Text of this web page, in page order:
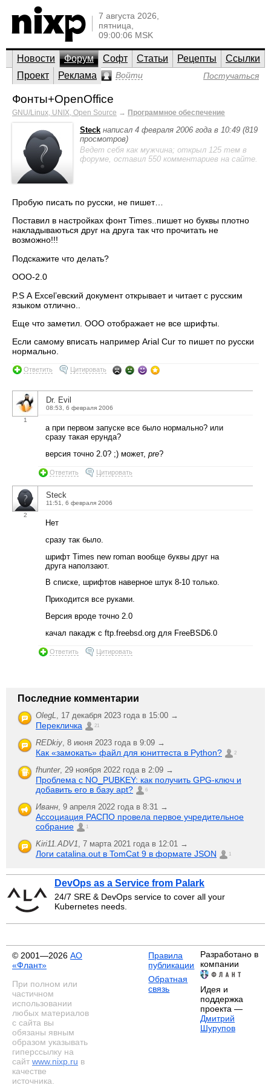
7 августа 2026,
пятница,
09:00:06 MSK
Новости Форум Софт Статьи Рецепты
Ссылки
Проект
Реклама Войти Постучаться
Фонты+OpenOffice
GNU/Linux, UNIX, Open Source → Программное обеспечение
Steck написал 4 февраля 2006 года в 10:49 (819
просмотров)
Ведет себя как мужчина; открыл 125 тем в
форуме, оставил 550 комментариев на сайте.
Пробую писать по русски, не пишет…
Поставил в настройках фонт Times..пишет но буквы плотно
накладываються друг на друга так что прочитать не
возможно!!!
Подскажите что делать?
OOO-2.0
P.S А Excel’евский документ открывает и читает с русским
языком отлично..
Еще что заметил. ООО отображает не все шрифты.
Если самому вписать например Arial Cur то пишет по русски
нормально.
Ответить Цитировать
1
Dr. Evil
08:53, 6 февраля 2006
а при первом запуске все было нормально? или
сразу такая ерунда?
версия точно 2.0? ;) может, pre?
Ответить Цитировать
2
Steck
11:51, 6 февраля 2006
Нет
сразу так было.
шрифт Times new roman вообще буквы друг на
друга наползают.
В списке, шрифтов наверное штук 8-10 только.
Приходится все руками.
Версия вроде точно 2.0
качал пакадж с ftp.freebsd.org для FreeBSD6.0
Ответить Цитировать
Последние комментарии
OlegL 17 декабря 2023 года в 15:00 →
Перекличка 21
REDkiy 8 июня 2023 года в 9:09 →
Как «замокать» файл для юниттеста в Python? 2
fhunter, 29 ноября 2022 года в 2:09 →
Проблема с NO_PUBKEY: как получить GPG-ключ и
добавить его в базу apt?
6
Иванн 9 апреля 2022 года в 8:31 →
Ассоциация РАСПО провела первое учредительное
собрание
1
Kiri11.ADV1 7 марта 2021 года в 12:01 →
Логи catalina.out в TomCat 9 в формате JSON 1
DevOps as a Service from Palark
24/7 SRE & DevOps service to cover all your
Kubernetes needs.
© 2001—2026 АО
«Флант»
При полном или
частичном
использовании
любых материалов
с сайта вы
обязаны явным
образом указывать
гиперссылку на
сайт www.nixp.ru в
качестве
источника.
Правила
публикации
Обратная
связь
Разработано в
компании
Идея и
поддержка
проекта —
Дмитрий
Шурупов